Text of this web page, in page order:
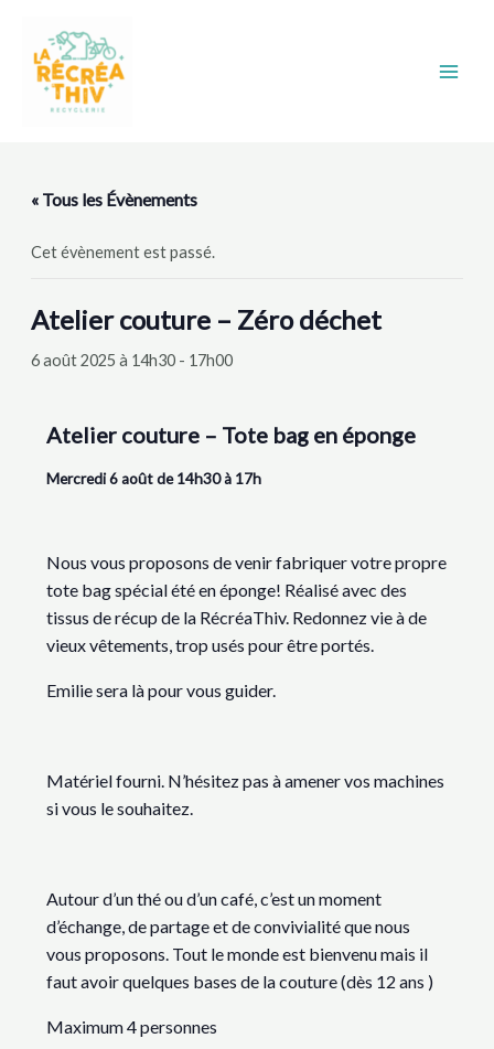
contenu
« Tous les Évènements
Cet évènement est passé.
Atelier couture – Zéro déchet
6 août 2025 à 14h30- 17h00
Atelier couture – Tote bag en éponge
Mercredi 6 août de 14h30 à 17h
Nous vous proposons de venir fabriquer votre propre
tote bag spécial été en éponge! Réalisé avec des
tissus de récup de la RécréaThiv. Redonnez vie à de
vieux vêtements, trop usés pour être portés.
Emilie sera là pour vous guider.
Matériel fourni. N’hésitez pas à amener vos machines
si vous le souhaitez.
Autour d’un thé ou d’un café, c’est un moment
d’échange, de partage et de convivialité que nous
vous proposons. Tout le monde est bienvenu mais il
faut avoir quelques bases de la couture (dès 12 ans )
Maximum 4 personnes